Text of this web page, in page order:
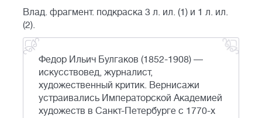
Влад. фрагмент. подкраска 3 л. ил. (1) и 1 л. ил.
(2).
Федор Ильич Булгаков (1852-1908) —
искусствовед, журналист,
художественный критик. Вернисажи
устраивались Императорской Академией
художеств в Санкт-Петербурге с 1770-х